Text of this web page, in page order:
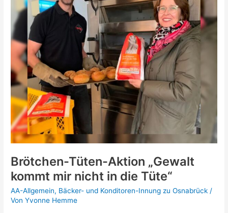
Brötchen-Tüten-Aktion „Gewalt
kommt mir nicht in die Tüte“
AA-Allgemein, Bäcker- und Konditoren-Innung zu Osnabrück /
VonYvonne Hemme
nicht
in
die
Tüte“